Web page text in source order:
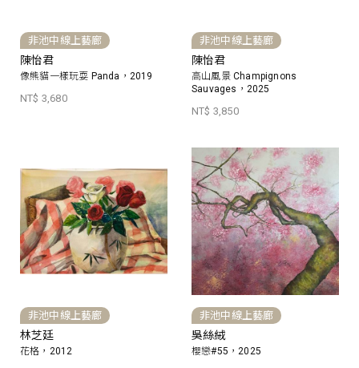
非池中線上藝廊
陳怡君
像熊貓一樣玩耍 Panda，2019
NT$ 3,680
非池中線上藝廊
陳怡君
高山風景 Champignons
Sauvages，2025
NT$ 3,850
非池中線上藝廊
林芝廷
花格，2012
非池中線上藝廊
吳絲絨
櫻戀#55，2025